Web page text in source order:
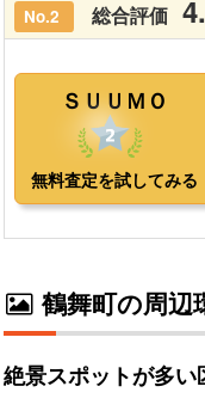
鶴舞町の周辺
絶景スポットが多い